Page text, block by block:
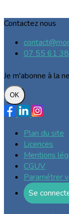
Contactez nous
07 55 61
Je m'abonne à la
OK
Plan du site
Licences
Mentions
CGUV
Paramétrer
Se